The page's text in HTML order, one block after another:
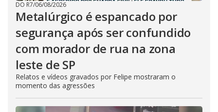
DO R7/06/08/2026
Metalúrgico é espancado por
segurança após ser confundido
com morador de rua na zona
leste de SP
Relatos e vídeos gravados por Felipe mostraram o
momento das agressões